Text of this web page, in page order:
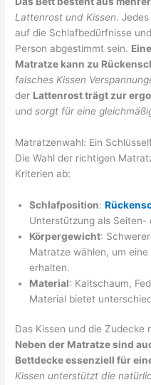
Lattenrost und Kissen.
auf die Schlafbedürfnisse
Person abgestimmt sein.
Matratze kann zu
falsches Kissen
der Lattenrost trägt zur
undsorgt für eine
Matratzenwahl: Ein
Die Wahl der richtigen
Kriterien ab:
Schlafposition:
Unterstützung als Seiten-
Körpergewicht:
Matratze wählen, um
erhalten.
Material: Kaltschaum,
Material bietet
Das Kissen und die Zudecke
Neben der Matratze sind
Bettdecke essenziell für
Kissen unterstützt die